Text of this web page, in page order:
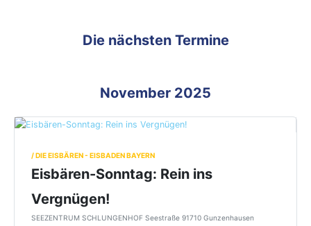
Die nächsten Termine
November 2025
/ DIE EISBÄREN - EISBADEN BAYERN
Eisbären-Sonntag: Rein ins
Vergnügen!
SEEZENTRUM SCHLUNGENHOF Seestraße 91710 Gunzenhausen